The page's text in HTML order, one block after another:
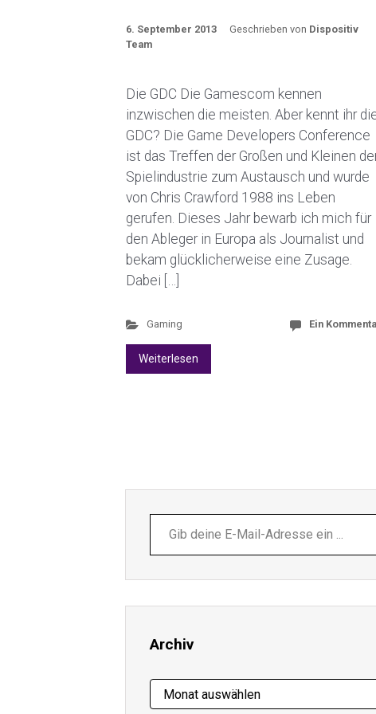
6. September 2013 Geschrieben von Dispositiv
Team
Die GDC Die Gamescom kennen
inzwischen die meisten. Aber kennt ihr
GDC? Die Game Developers Conference
ist das Treffen der Großen und Kleinen
Spielindustrie zum Austausch und wurde
von Chris Crawford 1988 ins Leben
gerufen. Dieses Jahr bewarb ich mich für
den Ableger in Europa als Journalist und
bekam glücklicherweise eine Zusage.
Dabei […]
Gaming Ein
Weiterlesen
deine
E-
ein ...
Archiv
Archiv